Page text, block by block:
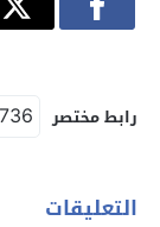
رابط مختصر
التعليقات